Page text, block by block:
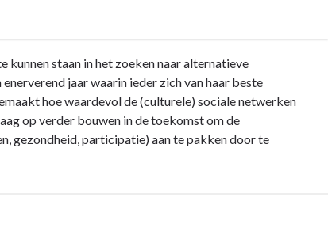
staan in het zoeken naar alternatieve
jaar waarin ieder zich van haar beste
hoe waardevol de (culturele) sociale netwerken
op verder bouwen in de toekomst om de
gezondheid, participatie) aan te pakken door te